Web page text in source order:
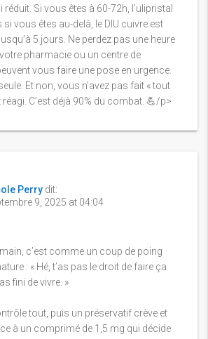
Si vous êtes à 60-72h, l’ulipristal
si vous êtes au-delà, le DIU cuivre est
5 jours. Ne perdez pas une heure
pharmacie ou un centre de
vous faire une pose en urgence.
Et non, vous n’avez pas fait « tout
C’est déjà 90% du combat. 💪/p>
Perry dit:
9, 2025 at 04:04
c’est comme un coup de poing
: « Hé, t’as pas le droit de faire ça
fini de vivre. »
tout, puis un préservatif crève et
à un comprimé de 1,5 mg qui décide